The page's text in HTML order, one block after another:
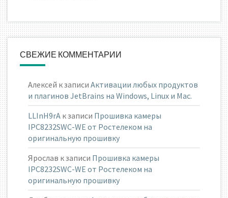
СВЕЖИЕ КОММЕНТАРИИ
Алексей к записи Активации любых продуктов
и плагинов JetBrains на Windows, Linux и Mac.
LLInH9rA к записи Прошивка камеры
IPC8232SWC-WE от Ростелеком на
оригинальную прошивку
Ярослав к записи Прошивка камеры
IPC8232SWC-WE от Ростелеком на
оригинальную прошивку